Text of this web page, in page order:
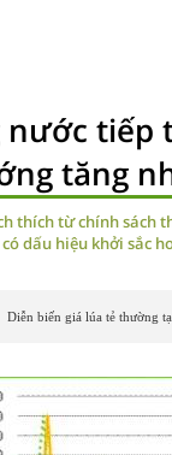
nước tiếp
tăng
thích từ chính sách
dấu hiệu khởi sắc
Diễn biến giá lúa tẻ thường